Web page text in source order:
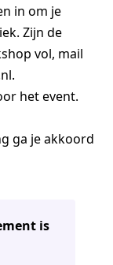
in om je
Zijn de
vol, mail
het event.
ga je akkoord
is